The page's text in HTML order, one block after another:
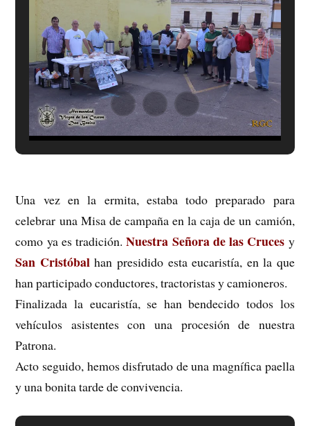
Una vez en la ermita, estaba todo preparado para
celebrar una Misa de campaña en la caja de un camión,
como ya es tradición.Nuestra Señora de las Cruces y
San Cristóbalhan presidido esta eucaristía, en la que
han participado conductores, tractoristas y camioneros.
Finalizada la eucaristía, se han bendecido todos los
vehículos asistentes con una procesión de nuestra
Patrona.
Acto seguido, hemos disfrutado de una magnífica paella
y una bonita tarde de convivencia.